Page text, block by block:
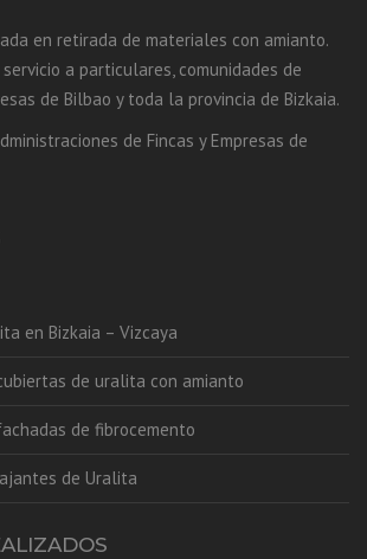
en retirada de materiales con amianto.
a particulares, comunidades de
de Bilbao y toda la provincia de Bizkaia.
de Fincas y Empresas de
en Bizkaia – Vizcaya
de uralita con amianto
de fibrocemento
de Uralita